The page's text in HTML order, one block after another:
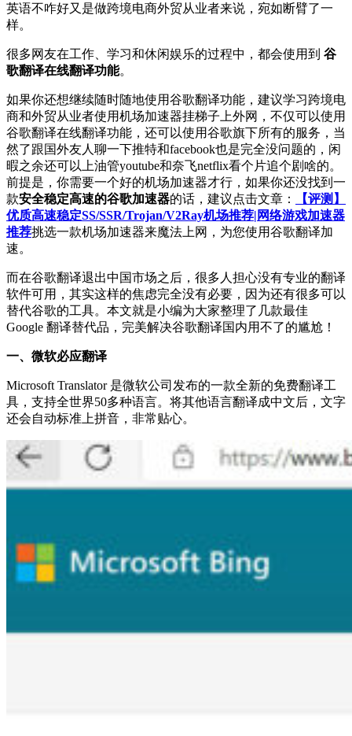
英语不咋好又是做跨境电商外贸从业者来说，宛如断臂了一
样。
很多网友在工作、学习和休闲娱乐的过程中，都会使用到 谷
歌翻译在线翻译功能。
如果你还想继续随时随地使用谷歌翻译功能，建议学习跨境电
商和外贸从业者使用机场加速器挂梯子上外网，不仅可以使用
谷歌翻译在线翻译功能，还可以使用谷歌旗下所有的服务，当
然了跟国外友人聊一下推特和facebook也是完全没问题的，闲
暇之余还可以上油管youtube和奈飞netflix看个片追个剧啥的。
前提是，你需要一个好的机场加速器才行，如果你还没找到一
款安全稳定高速的谷歌加速器的话，建议点击文章：
【评测】
优质高速稳定SS/SSR/Trojan/V2Ray机场推荐|网络游戏加速器
推荐挑选一款机场加速器来魔法上网，为您使用谷歌翻译加
速。
而在谷歌翻译退出中国市场之后，很多人担心没有专业的翻译
软件可用，其实这样的焦虑完全没有必要，因为还有很多可以
替代谷歌的工具。本文就是小编为大家整理了几款最佳
Google 翻译替代品，完美解决谷歌翻译国内用不了的尴尬！
一、微软必应翻译
Microsoft Translator 是微软公司发布的一款全新的免费翻译工
具，支持全世界50多种语言。将其他语言翻译成中文后，文字
还会自动标准上拼音，非常贴心。